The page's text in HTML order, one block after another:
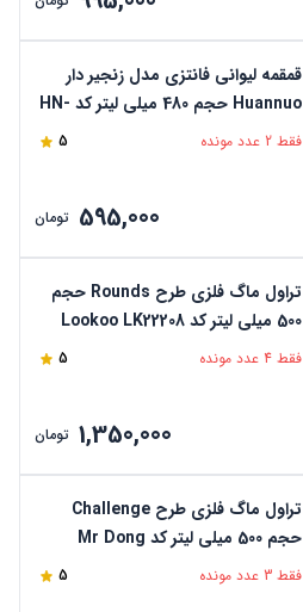
قمقمه لیوانی فانتزی مدل زنجیر دار
Huannuo حجم 480 میلی لیتر کد HN-
2208
فقط 2 عدد مونده 5
595,000 تومان
تراول ماگ فلزی طرح Rounds حجم
500 میلی لیتر کد Lookoo LK22208
فقط 4 عدد مونده 5
1,350,000 تومان
تراول ماگ فلزی طرح Challenge
حجم 500 میلی لیتر کد Mr Dong
DS3030
فقط 3 عدد مونده 5